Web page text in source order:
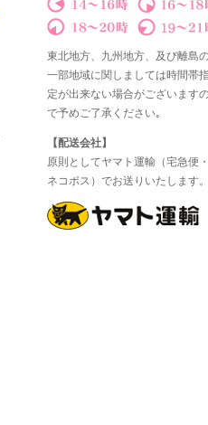
東北地方、九州地方、及び離島
一部地域に関しましては時間帯
定が出来ない場合がございます
で予めご了承ください｡
【配送会社】
原則としてヤマト運輸（宅急便
ネコポス）でお送りいたします